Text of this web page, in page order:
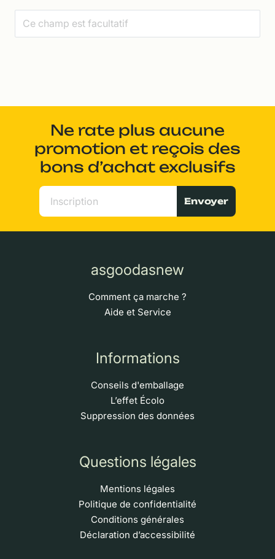
Ne rate plus aucune
promotion et reçois des
bons d’achat exclusifs
Envoyer
asgoodasnew
Comment ça marche ?
Aide et Service
Informations
Conseils d'emballage
L’effet Écolo
Suppression des données
Questions légales
Mentions légales
Politique de confidentialité
Conditions générales
Déclaration d’accessibilité